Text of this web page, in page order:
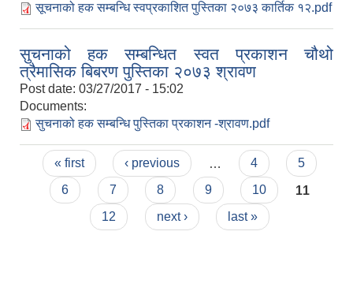
सूचनाको हक सम्बन्धि स्वप्रकाशित पुस्तिका २०७३ कार्तिक १२.pdf
सुचनाको हक सम्बन्धित स्वत प्रकाशन चौथो
त्रैमासिक बिबरण पुस्तिका २०७३ श्रावण
Post date: 03/27/2017 - 15:02
Documents:
सुचनाको हक सम्बन्धि पुस्तिका प्रकाशन -श्रावण.pdf
Pages
« first ‹ previous 4
5
6
7 8 9 10
11
12
next › last »